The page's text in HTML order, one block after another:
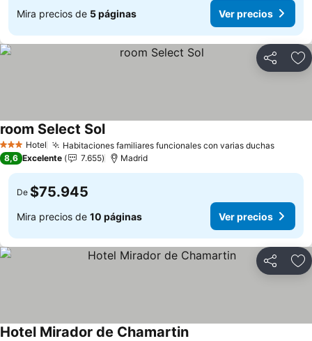
Mira precios de 5 páginas Ver precios
Compartir
3 Estrellas
Hotel Habitaciones familiares funcionales con varias duchas
room Select Sol
8,6 Excelente 7.655 Madrid
De $75.945
Mira precios de 10 páginas Ver precios
Compartir
Hotel Mirador de Chamartin